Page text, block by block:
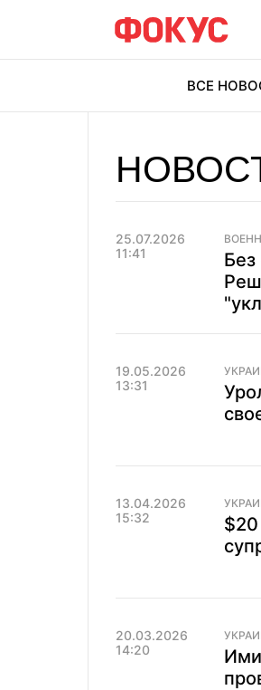
ВСЕ
25.07.2026
11:41
Без
19.05.2026
13:31
13.04.2026
15:32
$20
20.03.2026
14:20